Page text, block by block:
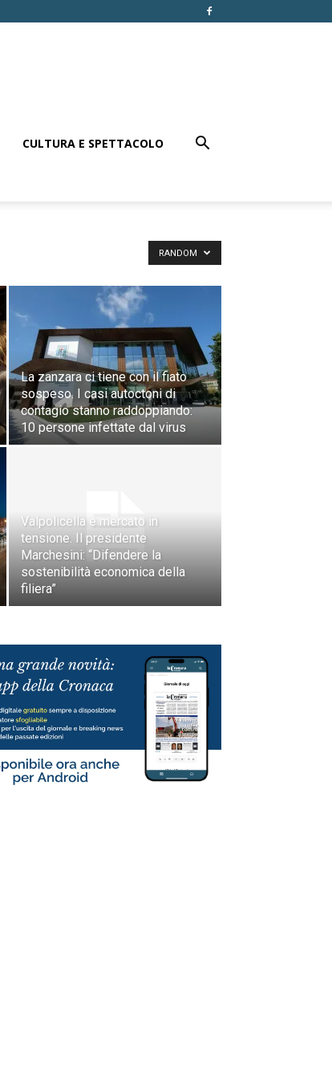
CULTURA E SPETTACOLO
RANDOM
La zanzara ci tiene con il fiato
sospeso. I casi autoctoni di
contagio stanno raddoppiando:
10 persone infettate dal virus
Valpolicella e mercato in
tensione. Il presidente
Marchesini: “Difendere la
sostenibilità economica della
filiera”